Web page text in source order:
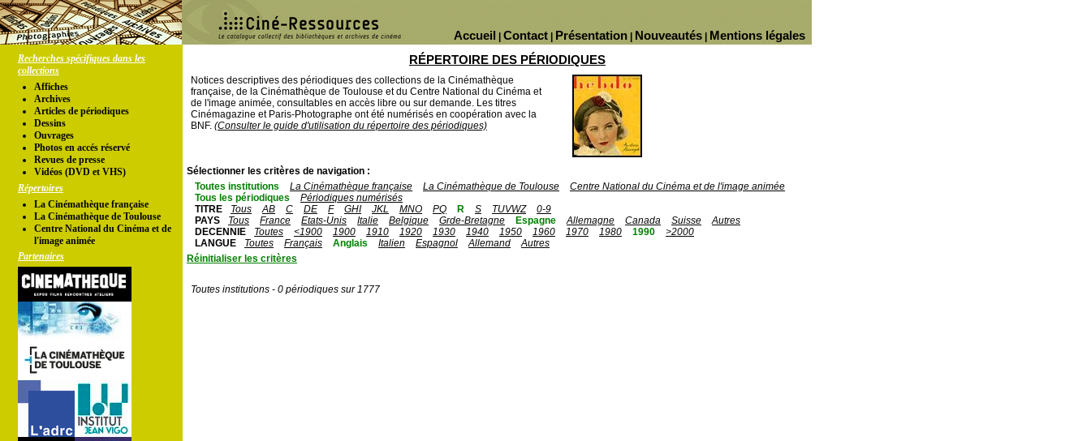
Mentions légales
Nouveautés
Présentation
Contact
Accueil
Recherches spécifiques dans les
collections
Affiches
Archives
Articles de périodiques
Dessins
Ouvrages
Photos en accés réservé
Revues de presse
Vidéos (DVD et VHS)
Répertoires
La Cinémathèque française
La Cinémathèque de Toulouse
Centre National du Cinéma et de
l'image animée
Partenaires
RÉPERTOIRE DES PÉRIODIQUES
Notices descriptives des périodiques des collections de la Cinémathèque
française, de la Cinémathèque de Toulouse et du Centre National du Cinéma et
de l'image animée, consultables en accès libre ou sur demande. Les titres
Cinémagazine et Paris-Photographe ont été numérisés en coopération avec la
BNF. (Consulter le guide d'utilisation du répertoire des périodiques)
Sélectionner les critères de navigation :
Toutes institutions
La Cinémathèque française La Cinémathèque de Toulouse
Centre National du Cinéma et de l'image animée
Tous les périodiques
Périodiques numérisés
TITRE
Tous AB C DE F GHI JKL MNO PQ R S TUVWZ
0-9
PAYS
Tous France Etats-Unis Italie Belgique Grde-Bretagne Espagne Allemagne Canada Suisse
Autres
DECENNIE
Toutes <1900 1900 1910 1920 1930 1940 1950 1960 1970 1980 1990
>2000
LANGUE
Toutes Français Anglais Italien Espagnol Allemand
Autres
Réinitialiser les critères
Toutes institutions - 0 périodiques sur 1777